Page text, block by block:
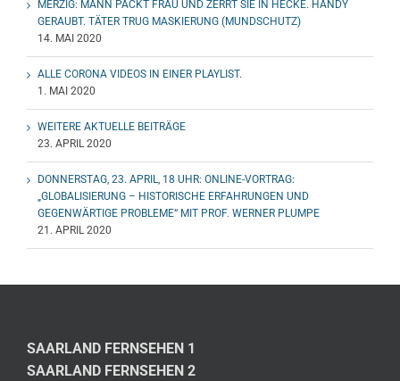
MERZIG: MANN PACKT FRAU UND ZERRT SIE IN HECKE. HANDY
GERAUBT. TÄTER TRUG MASKIERUNG (MUNDSCHUTZ)
14. MAI 2020
ALLE CORONA VIDEOS IN EINER PLAYLIST.
1. MAI 2020
WEITERE AKTUELLE BEITRÄGE
23. APRIL 2020
DONNERSTAG, 23. APRIL, 18 UHR: ONLINE-VORTRAG:
„GLOBALISIERUNG – HISTORISCHE ERFAHRUNGEN UND
GEGENWÄRTIGE PROBLEME“ MIT PROF. WERNER PLUMPE
21. APRIL 2020
SAARLAND FERNSEHEN 1
SAARLAND FERNSEHEN 2